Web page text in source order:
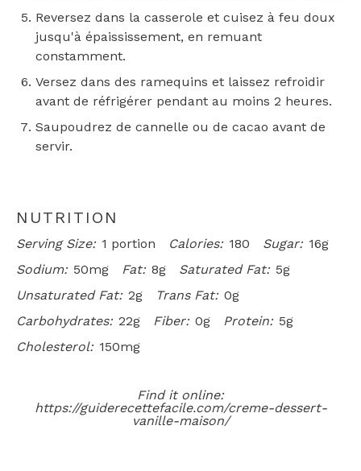
Reversez dans la casserole et cuisez à feu doux
jusqu'à épaississement, en remuant
constamment.
Versez dans des ramequins et laissez refroidir
avant de réfrigérer pendant au moins 2 heures.
Saupoudrez de cannelle ou de cacao avant de
servir.
NUTRITION
Serving Size: 1 portion Calories: 180 Sugar: 16g
Sodium: 50mg Fat: 8g Saturated Fat: 5g
Unsaturated Fat: 2g Trans Fat: 0g
Carbohydrates: 22g Fiber: 0g Protein: 5g
Cholesterol: 150mg
Find it online:
https://guiderecettefacile.com/creme-dessert-
vanille-maison/